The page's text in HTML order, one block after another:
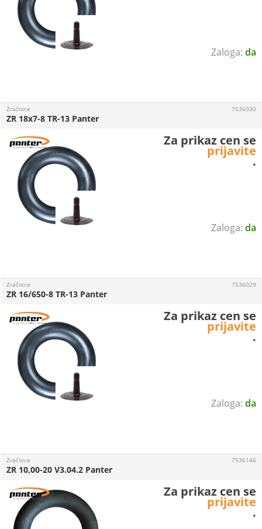
da
da
Zračnice
ZR 18x7-8 TR-13 Panter
7536030
Za prikaz cen se
prijavite
.
da
Zračnice
ZR 16/650-8 TR-13 Panter
7536029
Za prikaz cen se
prijavite
.
Zračnice
ZR 10,00-20 V3.04.2 Panter
7536146
Za prikaz cen se
prijavite
.